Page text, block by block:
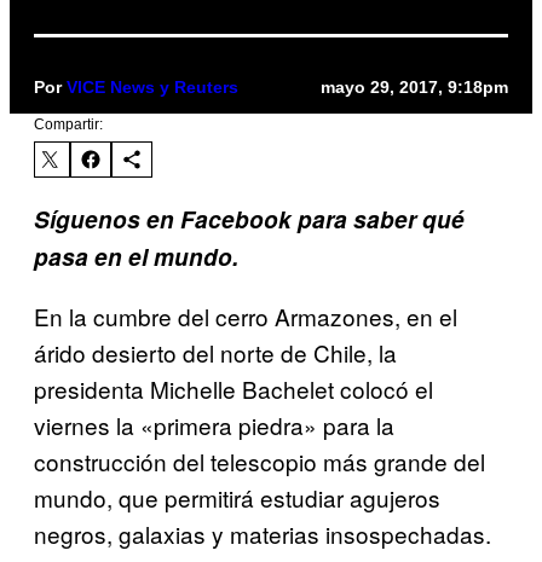
PorVICE News y Reuters mayo 29, 2017, 9:18pm
Compartir:
Síguenos en Facebook para saber qué
pasa en el mundo.
En la cumbre del cerro Armazones, en el
árido desierto del norte de Chile, la
presidenta Michelle Bachelet colocó el
viernes la «primera piedra» para la
construcción del telescopio más grande del
mundo, que permitirá estudiar agujeros
negros, galaxias y materias insospechadas.